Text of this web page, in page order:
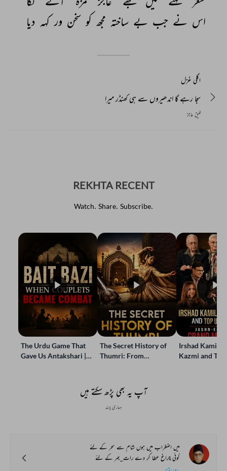
اس نے جب بے ساختہ مجھ کو سخن ور کہہ دیا
اگلی غزل
سجا رہے گا اندھیروں سے ہی کھنڈر میرا
لئیق عاجز
REKHTA RECENT
Watch. Share. Subscribe.
The Urdu Game That
Gave Us Antakshari |
The Secret History of
Thumri: From
Irshad Kamil,
Kazmi and
آپ یہ بھی پڑھ سکتے ہیں
ہماری پسند
میں اضطراب میں ہوں شام سے سحر کے لئے
کوئی چراغ عطا کر دے رات_بھر کے لئے